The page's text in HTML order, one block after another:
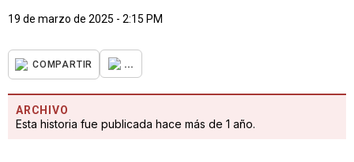
19 de marzo de 2025 - 2:15 PM
COMPARTIR ...
ARCHIVO
Esta historia fue publicada hace más de 1 año.